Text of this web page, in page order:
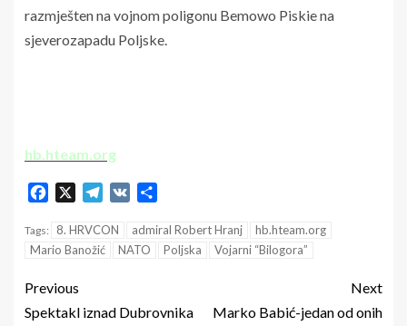
razmješten na vojnom poligonu Bemowo Piskie na
sjeverozapadu Poljske.
hb.hteam.org
Facebook Telegram
VK
Tags: 8. HRVCON admiral Robert Hranj
hb.hteam.org
Mario Banožić
NATO Poljska Vojarni “Bilogora”
Previous
Spektakl iznad Dubrovnika
Next
Marko Babić-jedan od onih